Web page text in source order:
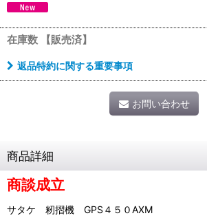
在庫数 【販売済】
返品特約に関する重要事項
お問い合わせ
商品詳細
商談成立
サタケ 籾摺機 GPS４５０AXM